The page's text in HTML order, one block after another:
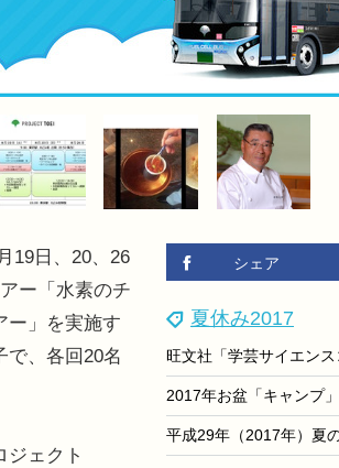
シェア
夏休み2017
19日、20、26
ー「水素のチ
ー」を実施す
で、各回20名
ェクト